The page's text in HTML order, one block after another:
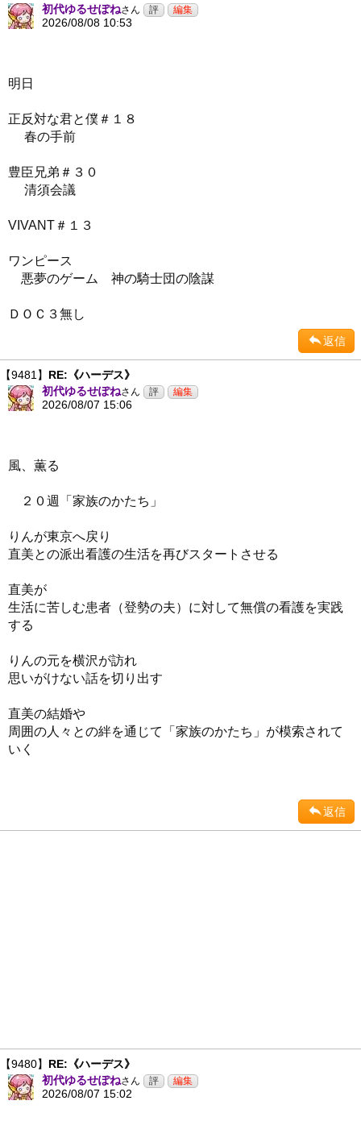
初代ゆるせぽねさん
2026/08/08 10:53
明日
正反対な君と僕＃１８
春の手前
豊臣兄弟＃３０
清須会議
VIVANT＃１３
ワンピース
悪夢のゲーム 神の騎士団の陰謀
ＤＯＣ３無し
返信
【9481】 RE:《ハーデス》
初代ゆるせぽねさん
2026/08/07 15:06
風、薫る
２０週「家族のかたち」
りんが東京へ戻り
直美との派出看護の生活を再びスタートさせる
直美が
生活に苦しむ患者（登勢の夫）に対して無償の看護を実践
する
りんの元を横沢が訪れ
思いがけない話を切り出す
直美の結婚や
周囲の人々との絆を通じて「家族のかたち」が模索されて
いく
返信
【9480】 RE:《ハーデス》
初代ゆるせぽねさん
2026/08/07 15:02